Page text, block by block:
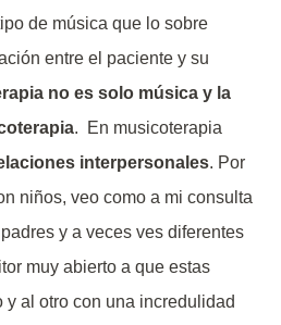
de música que lo sobre
entre el paciente y su
no es solo música y la
. En musicoterapia
interpersonales. Por
niños, veo como a mi consulta
y a veces ves diferentes
muy abierto a que estas
al otro con una incredulidad